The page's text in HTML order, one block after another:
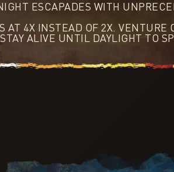
ESCAPADES WITH
AT 4X INSTEAD OF 2X. VENTURE
ALIVE UNTIL DAYLIGHT TO